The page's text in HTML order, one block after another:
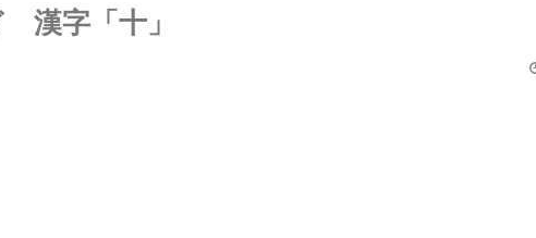
漢字「十」